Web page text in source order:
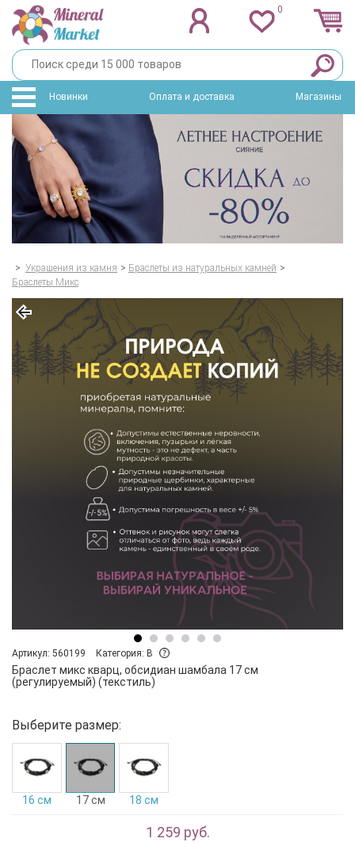
0
Новинки Оплата и доставка Магазины
> Украшения из камня > Браслеты из натуральных камней >
Браслеты Микс
Артикул: 560199 Категория: B
Браслет микс кварц, обсидиан шамбала 17 см
(регулируемый) (текстиль)
Выберите размер:
16 см 17 см 18 см
1 259 руб.